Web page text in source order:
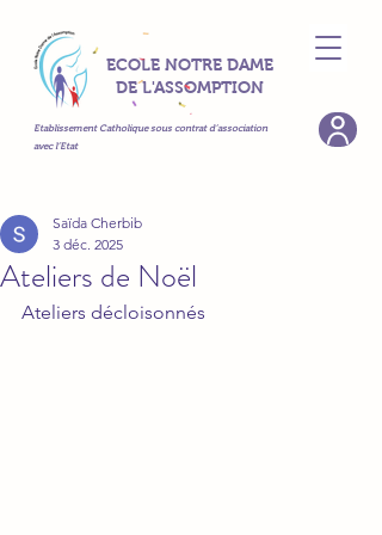
ECOLE NOTRE DAME
DE L'ASSOMPTION
Etablissement Catholique sous contrat d’association
avec l’Etat
Ateliers de Noël
Saïda Cherbib
3 déc. 2025
Ateliers décloisonnés